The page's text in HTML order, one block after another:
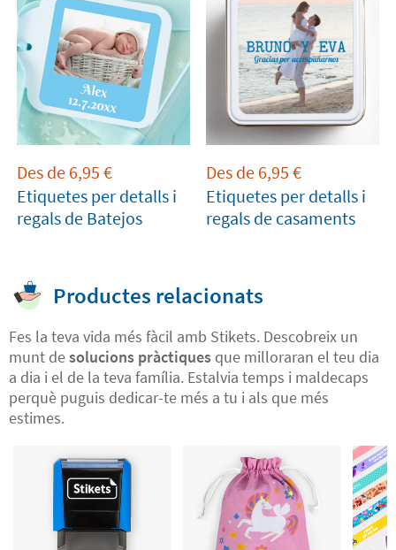
Des de 6,95 €
Etiquetes per detalls i
regals de Batejos
Des de 6,95 €
Etiquetes per detalls i
regals de casaments
Productes relacionats
Fes la teva vida més fàcil amb Stikets. Descobreix un
munt desolucions pràctiques que milloraran el teu dia
a dia i el de la teva família. Estalvia temps i maldecaps
perquè puguis dedicar-te més a tu i als que més
estimes.